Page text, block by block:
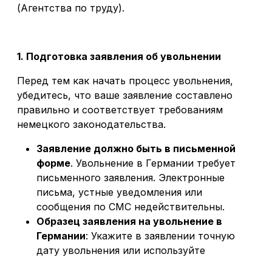
(Агентства по труду).
1. Подготовка заявления об увольнении
Перед тем как начать процесс увольнения,
убедитесь, что ваше заявление составлено
правильно и соответствует требованиям
немецкого законодательства.
Заявление должно быть в письменной
форме. Увольнение в Германии требует
письменного заявления. Электронные
письма, устные уведомления или
сообщения по СМС недействительны.
Образец заявления на увольнение в
Германии: Укажите в заявлении точную
дату увольнения или используйте